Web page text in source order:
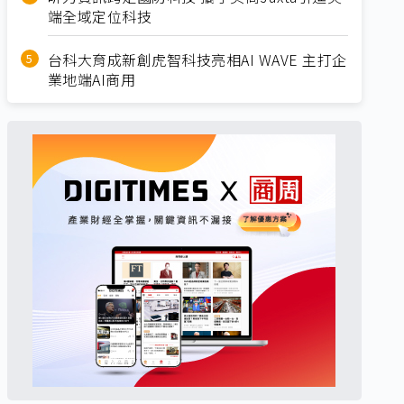
端全域定位科技
台科大育成新創虎智科技亮相AI WAVE 主打企
業地端AI商用